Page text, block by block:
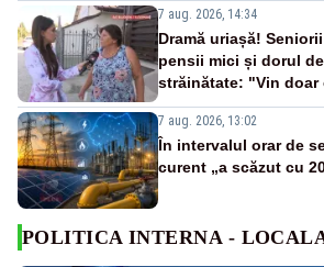
7 aug. 2026, 14:34
Dramă uriașă!
pensii mici și dorul
străinătate: "Vin doar
7 aug. 2026, 13:02
În intervalul orar de
curent „a scăzut cu
POLITICA INTERNA -